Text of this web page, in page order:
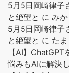
5月5日岡崎律子
と絶望と に みか
5月5日岡崎律子
と絶望と に たま
【AI】
悩みもAIに解決